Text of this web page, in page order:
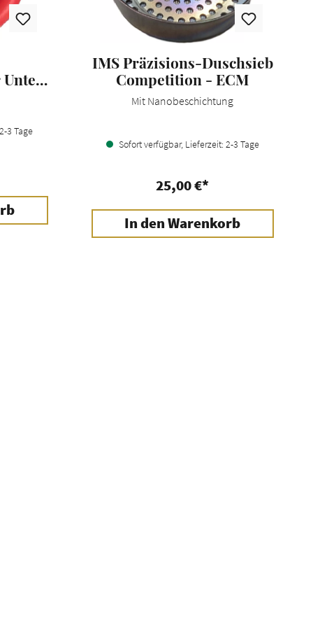
Unten
3 Tage
IMS Präzisions-Duschsieb
Competition - ECM
Mit Nanobeschichtung
Sofort verfügbar, Lieferzeit: 2-3 Tage
25,00 €*
In den Warenkorb